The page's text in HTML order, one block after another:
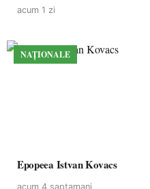
acum 1 zi
NAȚIONALE
Epopeea Istvan Kovacs
acum 4 saptamani